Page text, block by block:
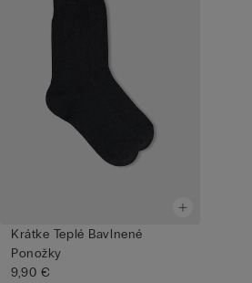
Krátke Teplé Bavlnené
Ponožky
9,90 €